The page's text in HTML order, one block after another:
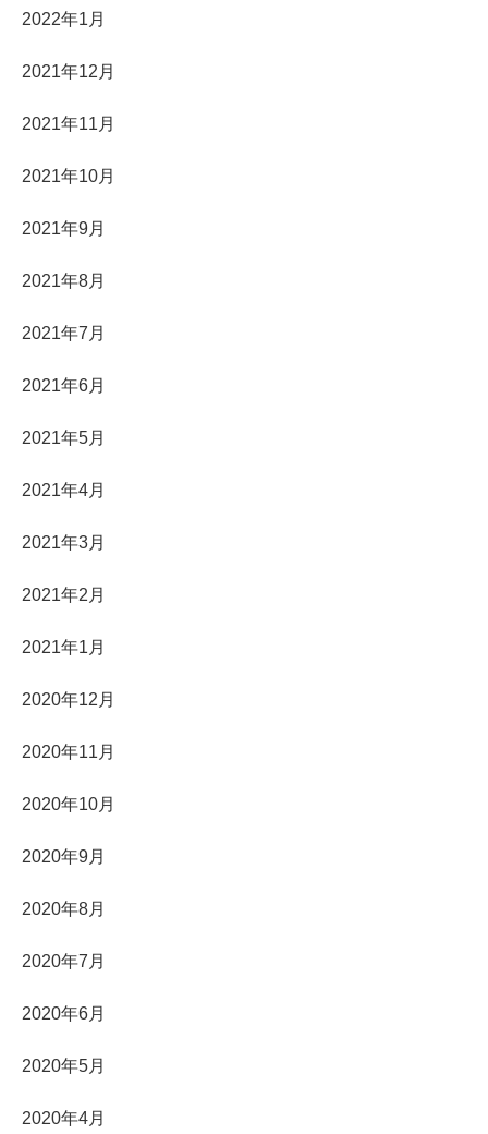
2022年1月
2021年12月
2021年11月
2021年10月
2021年9月
2021年8月
2021年7月
2021年6月
2021年5月
2021年4月
2021年3月
2021年2月
2021年1月
2020年12月
2020年11月
2020年10月
2020年9月
2020年8月
2020年7月
2020年6月
2020年5月
2020年4月